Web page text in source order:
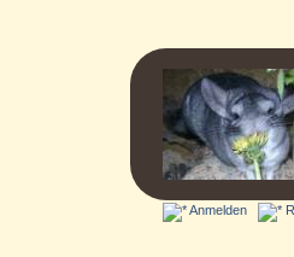
Anmelden